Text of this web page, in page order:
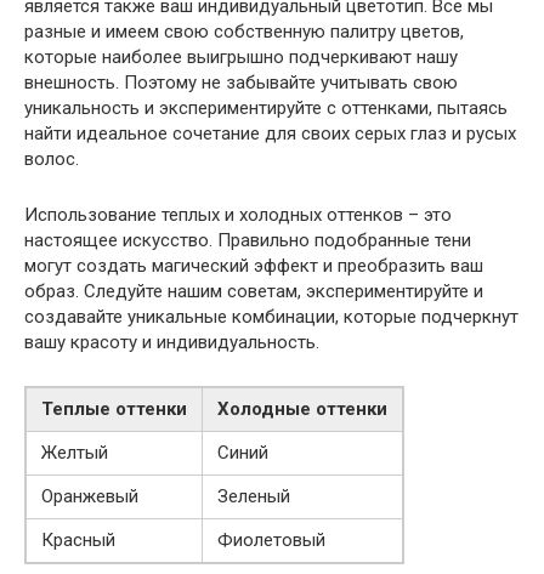
является также ваш индивидуальный цветотип. Все мы
разные и имеем свою собственную палитру цветов,
которые наиболее выигрышно подчеркивают нашу
внешность. Поэтому не забывайте учитывать свою
уникальность и экспериментируйте с оттенками, пытаясь
найти идеальное сочетание для своих серых глаз и русых
волос.
Использование теплых и холодных оттенков – это
настоящее искусство. Правильно подобранные тени
могут создать магический эффект и преобразить ваш
образ. Следуйте нашим советам, экспериментируйте и
создавайте уникальные комбинации, которые подчеркнут
вашу красоту и индивидуальность.
Теплые оттенки
Холодные оттенки
Желтый
Синий
Оранжевый
Зеленый
Красный
Фиолетовый